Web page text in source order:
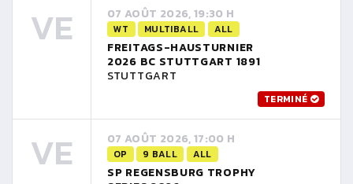
VE 07 AOÛT 2026, 19:30 H
WT MULTIBALL ALL
FREITAGS-HAUSTURNIER
2026 BC STUTTGART 1891
STUTTGART
TERMINÉ
VE 07 AOÛT 2026, 17:00 H
OP 9 BALL ALL
SP REGENSBURG TROPHY